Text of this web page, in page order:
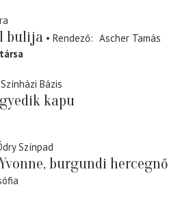
bulija Rendező
Ascher Tamás
Színházi Bázis
kapu
Színpad
burgundi hercegnő